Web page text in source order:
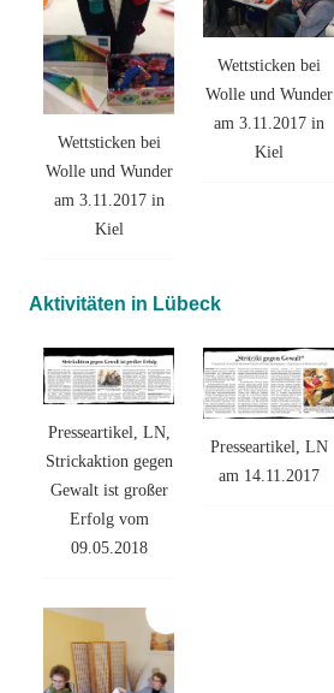
Wettsticken bei
Wolle und Wunder
am 3.11.2017 in
Kiel
Wettsticken bei
Wolle und Wunder
am 3.11.2017 in
Kiel
Aktivitäten in Lübeck
Presseartikel, LN,
Strickaktion gegen
Gewalt ist großer
Erfolg vom
09.05.2018
Presseartikel, LN
am 14.11.2017